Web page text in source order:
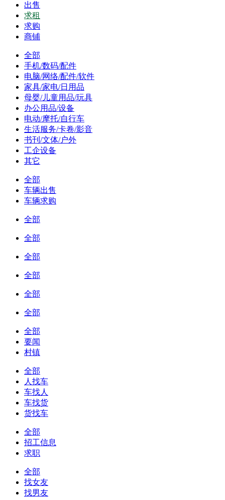
出售
求租
求购
商铺
全部
手机/数码/配件
电脑/网络/配件/软件
家具/家电/日用品
母婴/儿童用品/玩具
办公用品/设备
电动/摩托/自行车
生活服务/卡卷/影音
书刊/文体/户外
工企设备
其它
全部
车辆出售
车辆求购
全部
全部
全部
全部
全部
全部
全部
要闻
村镇
全部
人找车
车找人
车找货
货找车
全部
招工信息
求职
全部
找女友
找男友